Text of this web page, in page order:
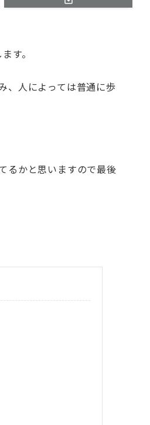
す。
、人によっては普通に歩
るかと思いますので最後